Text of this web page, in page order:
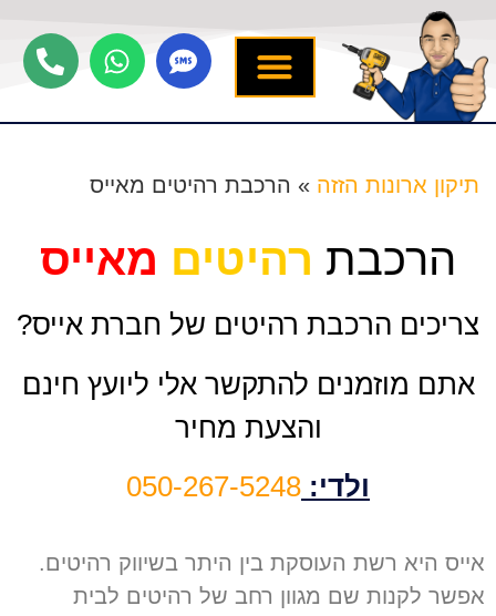
תיקון ארונות הזזה » הרכבת רהיטים מאייס
הרכבת רהיטים מאייס
צריכים הרכבת רהיטים של חברת אייס?
אתם מוזמנים להתקשר אלי ליועץ חינם
והצעת מחיר
ולדי: 050-267-5248
אייס היא רשת העוסקת בין היתר בשיווק רהיטים.
אפשר לקנות שם מגוון רחב של רהיטים לבית